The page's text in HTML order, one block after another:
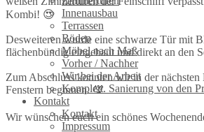
Innenausbau
Terrassen
Böden
Möbel nach Maß
Vorher / Nachher
Wir bei der Arbeit
Komplett. Sanierung von den
Kontakt
Kontakt
Impressum
Kombi! 😍
Desweiteren wurde eine schwarze Tür mit
flächenbündig eingebaut und direkt an den
Zum Abschluss konnten wir in der nächsten
Fenstern beginnen. 💯
Wir wünschen euch ein schönes